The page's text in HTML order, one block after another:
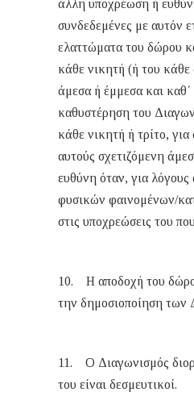
άλλη υποχρέωση ή
συνδεδεμένες με αυτόν
ελαττώματα του δώρου
κάθε νικητή (ή του κάθε
άμεσα ή έμμεσα και
καθυστέρηση του
κάθε νικητή ή τρίτο,
αυτούς σχετιζόμενη
ευθύνη όταν, για λόγους
φυσικών φαινομένων/
στις υποχρεώσεις του
10. H αποδοχή του
την δημοσιοποίηση των
11. Ο Διαγωνισμός
του είναι δεσμευτικοί.